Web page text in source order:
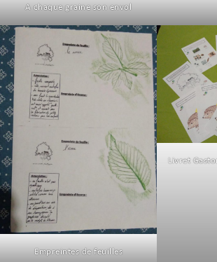
A chaque graine son envol
Empreintes de feuilles
Livret